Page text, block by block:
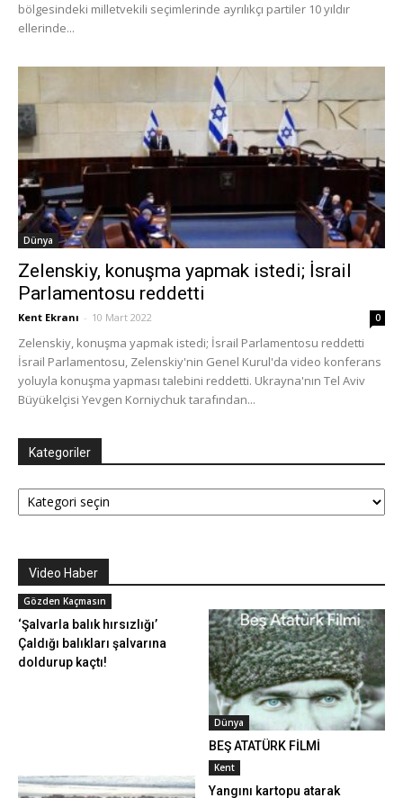
bölgesindeki milletvekili seçimlerinde ayrılıkçı partiler 10 yıldır
ellerinde...
Dünya
Zelenskiy, konuşma yapmak istedi; İsrail
Parlamentosu reddetti
Kent Ekranı - 10 Mart 2022 0
Zelenskiy, konuşma yapmak istedi; İsrail Parlamentosu reddetti
İsrail Parlamentosu, Zelenskiy'nin Genel Kurul'da video konferans
yoluyla konuşma yapması talebini reddetti. Ukrayna'nın Tel Aviv
Büyükelçisi Yevgen Korniychuk tarafından...
Kategoriler
Kategoriler
Video Haber
Gözden Kaçmasın
‘Şalvarla balık hırsızlığı’
Çaldığı balıkları şalvarına
doldurup kaçtı!
Dünya
BEŞ ATATÜRK FİLMİ
Kent
Yangını kartopu atarak